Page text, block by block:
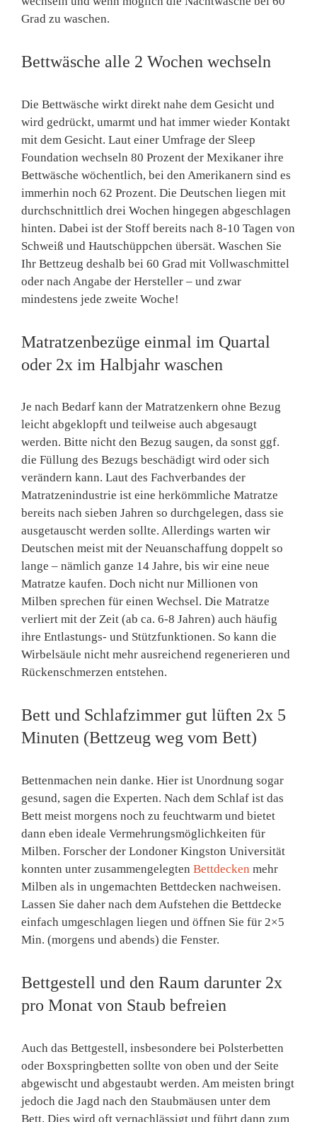
Grad zu waschen.
Bettwäsche alle 2 Wochen wechseln
Die Bettwäsche wirkt direkt nahe dem Gesicht und
wird gedrückt, umarmt und hat immer wieder Kontakt
mit dem Gesicht. Laut einer Umfrage der Sleep
Foundation wechseln 80 Prozent der Mexikaner ihre
Bettwäsche wöchentlich, bei den Amerikanern sind es
immerhin noch 62 Prozent. Die Deutschen liegen mit
durchschnittlich drei Wochen hingegen abgeschlagen
hinten. Dabei ist der Stoff bereits nach 8-10 Tagen von
Schweiß und Hautschüppchen übersät. Waschen Sie
Ihr Bettzeug deshalb bei 60 Grad mit Vollwaschmittel
oder nach Angabe der Hersteller – und zwar
mindestens jede zweite Woche!
Matratzenbezüge einmal im Quartal
oder 2x im Halbjahr waschen
Je nach Bedarf kann der Matratzenkern ohne Bezug
leicht abgeklopft und teilweise auch abgesaugt
werden. Bitte nicht den Bezug saugen, da sonst ggf.
die Füllung des Bezugs beschädigt wird oder sich
verändern kann. Laut des Fachverbandes der
Matratzenindustrie ist eine herkömmliche Matratze
bereits nach sieben Jahren so durchgelegen, dass sie
ausgetauscht werden sollte. Allerdings warten wir
Deutschen meist mit der Neuanschaffung doppelt so
lange – nämlich ganze 14 Jahre, bis wir eine neue
Matratze kaufen. Doch nicht nur Millionen von
Milben sprechen für einen Wechsel. Die Matratze
verliert mit der Zeit (ab ca. 6-8 Jahren) auch häufig
ihre Entlastungs- und Stützfunktionen. So kann die
Wirbelsäule nicht mehr ausreichend regenerieren und
Rückenschmerzen entstehen.
Bett und Schlafzimmer gut lüften 2x 5
Minuten (Bettzeug weg vom Bett)
Bettenmachen nein danke. Hier ist Unordnung sogar
gesund, sagen die Experten. Nach dem Schlaf ist das
Bett meist morgens noch zu feuchtwarm und bietet
dann eben ideale Vermehrungsmöglichkeiten für
Milben. Forscher der Londoner Kingston Universität
konnten unter zusammengelegten Bettdecken mehr
Milben als in ungemachten Bettdecken nachweisen.
Lassen Sie daher nach dem Aufstehen die Bettdecke
einfach umgeschlagen liegen und öffnen Sie für 2×5
Min. (morgens und abends) die Fenster.
Bettgestell und den Raum darunter 2x
pro Monat von Staub befreien
Auch das Bettgestell, insbesondere bei Polsterbetten
oder Boxspringbetten sollte von oben und der Seite
abgewischt und abgestaubt werden. Am meisten bringt
jedoch die Jagd nach den Staubmäusen unter dem
Bett. Dies wird oft vernachlässigt und führt dann zum